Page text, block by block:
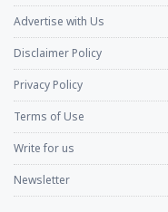
Advertise with Us
Disclaimer Policy
Privacy Policy
Terms of Use
Write for us
Newsletter